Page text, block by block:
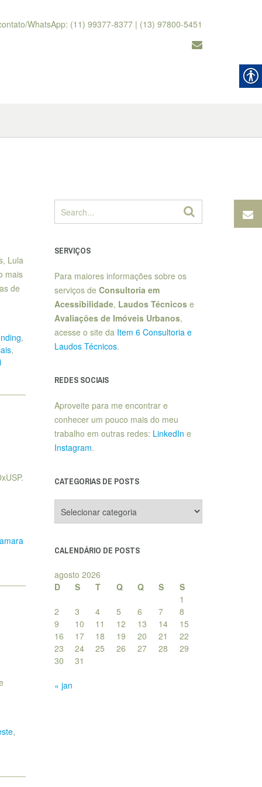
WhatsApp: (11) 99377-8377 | (13) 97800-5451
Lula
mais
de
,
,
,
SERVIÇOS
Para maiores informações sobre os
serviços de Consultoria em
Acessibilidade, Laudos Técnicose
Avaliações de Imóveis Urbanos,
acesse o site da Item 6 Consultoria e
Laudos Técnicos.
REDES SOCIAIS
Aproveite para me encontrar e
conhecer um pouco mais do meu
trabalho em outras redes: LinkedIn e
Instagram.
CATEGORIAS DE POSTS
de
CALENDÁRIO DE POSTS
agosto 2026
D
S T Q Q S
S
1
2
3 4 5 6 7
8
9
10 11 12 13 14
15
16
17 18 19 20 21
22
23
24 25 26 27 28
29
30
31
« jan